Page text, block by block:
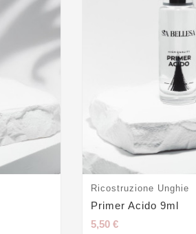
Ricostruzione Unghie
Primer Acido 9ml
5,50 €